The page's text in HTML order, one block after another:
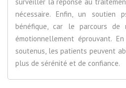
nécessaire. Enfin, un soutien
bénéfique, car le parcours de
émotionnellement éprouvant.
soutenus, les patients peuvent
plus de sérénité et de confiance.